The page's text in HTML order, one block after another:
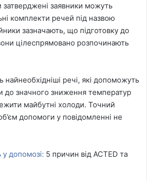
затверджені заявники можуть
комплекти речей під назвою
зазначають, що підготовку до
цілеспрямовано розпочинають
найнеобхідніші речі, які допоможуть
до значного зниження температур
майбутні холоди. Точний
допомоги у повідомленні не
допомозі: 5 причин від ACTED та